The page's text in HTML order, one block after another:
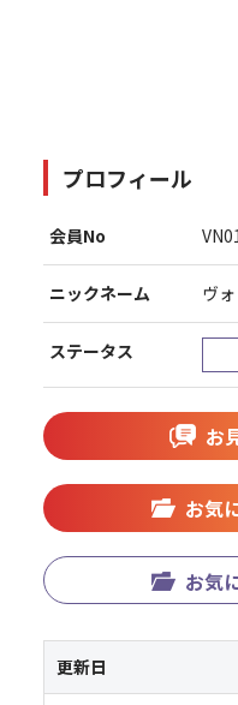
プロフィール
会員No
ニックネーム ヴ
ステータス
お
お気
お気
更新日